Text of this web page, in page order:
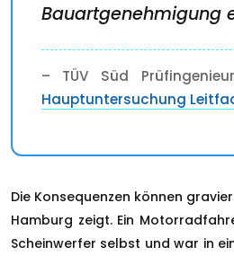
Bauartgenehmigung
– TÜV Süd
Hauptuntersuchung
Die Konsequenzen können
Hamburg zeigt. Ein
Scheinwerfer selbst und war in